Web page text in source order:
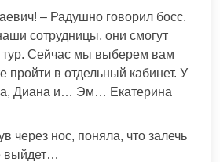
– Радушно говорил босс.
сотрудницы, они смогут
тур. Сейчас мы выберем вам
пройти в отдельный кабинет. У
Диана и… Эм… Екатерина
через нос, поняла, что залечь
выйдет…